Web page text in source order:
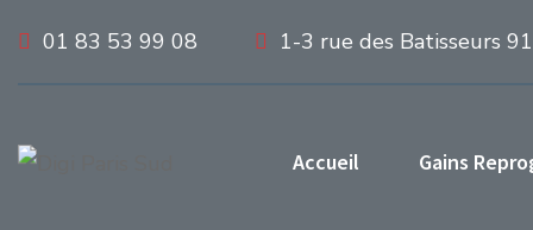
01 83 53 99 08 1-3 rue des Batisseurs
Accueil Gains